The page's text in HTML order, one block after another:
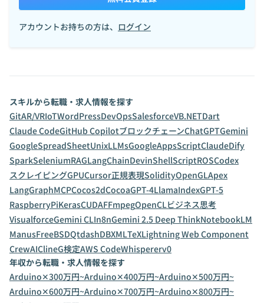
アカウントお持ちの方は、 ログイン
スキルから転職・求人情報を探す
GitAR/VRIoTWordPressDevOpsSalesforceVB.NETDart
Claude CodeGitHub CopilotブロックチェーンChatGPTGemini
GoogleSpreadSheetUnixLLMsGoogleAppsScriptClaudeDify
SparkSeleniumRAGLangChainDevinShellScriptROSCodex
スクレイピングGPUCursor正規表現SolidityOpenGLApex
LangGraphMCPCocos2dCocoaGPT-4LlamaIndexGPT-5
RaspberryPiKerasCUDAFFmpegOpenCLビジネス思考
VisualforceGemini CLIn8nGemini 2.5 Deep ThinkNotebookLM
ManusFreeBSDQtdashDBXMLTeXLightning Web Component
CrewAIClineG検定AWS CodeWhispererv0
年収から転職・求人情報を探す
Arduino✕300万円~Arduino✕400万円~Arduino✕500万円~
Arduino✕600万円~Arduino✕700万円~Arduino✕800万円~